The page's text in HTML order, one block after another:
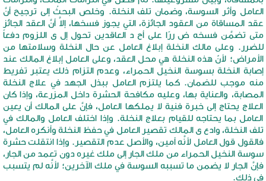
العامل وأثر السوسة، وضمان تلف النخلة. وخلص البحثُ إلى ترجيح أنَّ
عقد المساقاة من العقود الجائزة، التي يجوز فسخها، إلاَّ أنَّ العقد الجائز
متى تضمَّن فسخه ض ررًا على أح د العاقدين تحول إل ى اللزوم دفعاً
للضرر. وعلى مالك النخلة إبلاغ العامل عن حال النخلة وسلامتها من
الأمراض؛ لأنّ هذه النخلة هي محل العقد، وعلى العامل إبلاغ المالك عند
إصابة النخلة بسوسة النخيل الحمراء، وعدم التزام ذلك يعتبر تفريط
منه موجب للضمان. كما يلتزم العامل ببذل الجهد في علاج النخلة
المصابة، والعناية بها، وعليه مكافحة الحشرة داخل المزرعة، وإذا كان
العلاج يحتاج إلى خبرة فنية لا يملكها العامل، فإنَّ على المالك أن يعين
العامل بما يحتاجه للقيام بعلاج النخلة. وإذا اختلف العامل والمالك في
تلف النخلة، وادع ى المالك تقصير العامل في حفظ النخلة وأنكره العامل،
فالقول قول العامل لأنَّه أمين، والأصل عدم التقصير. وإذا انتقلت حشرة
سوسة النخيل الحمراء من ملك الجار إلى ملك غيره دون تعمد من الجار،
فإنَّ الجار لا يضمن ما تسببه السوسة في ملك الآخرين؛ لأنَّه لم يتسبب
في ذلك.